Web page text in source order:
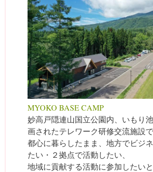
MYOKO BASE CAMP
妙高戸隠連山国立公園内、いもり
画されたテレワーク研修交流施設で
都心に暮らしたまま、地方でビジ
たい・２拠点で活動したい、
地域に貢献する活動に参加したい